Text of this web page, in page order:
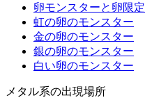
卵モンスターと卵限定
虹の卵のモンスター
金の卵のモンスター
銀の卵のモンスター
白い卵のモンスター
メタル系の出現場所